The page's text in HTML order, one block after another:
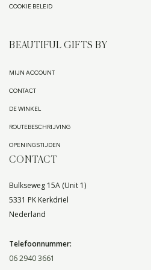
COOKIE BELEID
BEAUTIFUL GIFTS BY
MIJN ACCOUNT
CONTACT
DE WINKEL
ROUTEBESCHRIJVING
OPENINGSTIJDEN
CONTACT
Bulkseweg 15A (Unit 1)
5331 PK Kerkdriel
Nederland
Telefoonnummer:
06 2940 3661